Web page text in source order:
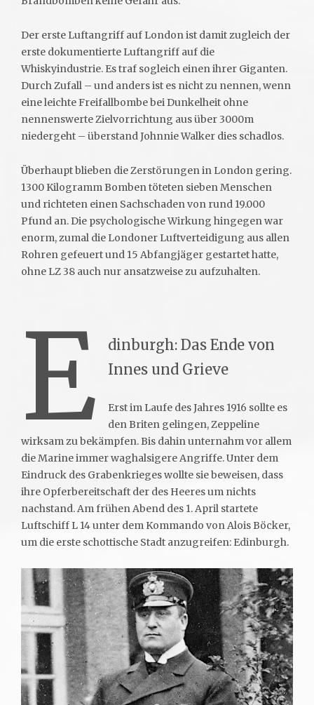
Der erste Luftangriff auf London ist damit zugleich der
erste dokumentierte Luftangriff auf die
Whiskyindustrie. Es traf sogleich einen ihrer Giganten.
Durch Zufall – und anders ist es nicht zu nennen, wenn
eine leichte Freifallbombe bei Dunkelheit ohne
nennenswerte Zielvorrichtung aus über 3000m
niedergeht – überstand Johnnie Walker dies schadlos.
Überhaupt blieben die Zerstörungen in London gering.
1300 Kilogramm Bomben töteten sieben Menschen
und richteten einen Sachschaden von rund 19.000
Pfund an. Die psychologische Wirkung hingegen war
enorm, zumal die Londoner Luftverteidigung aus allen
Rohren gefeuert und 15 Abfangjäger gestartet hatte,
ohne LZ 38 auch nur ansatzweise zu aufzuhalten.
E
dinburgh: Das Ende von
Innes und Grieve
Erst im Laufe des Jahres 1916 sollte es
den Briten gelingen, Zeppeline
wirksam zu bekämpfen. Bis dahin unternahm vor allem
die Marine immer waghalsigere Angriffe. Unter dem
Eindruck des Grabenkrieges wollte sie beweisen, dass
ihre Opferbereitschaft der des Heeres um nichts
nachstand. Am frühen Abend des 1. April startete
Luftschiff L 14 unter dem Kommando von Alois Böcker,
um die erste schottische Stadt anzugreifen: Edinburgh.